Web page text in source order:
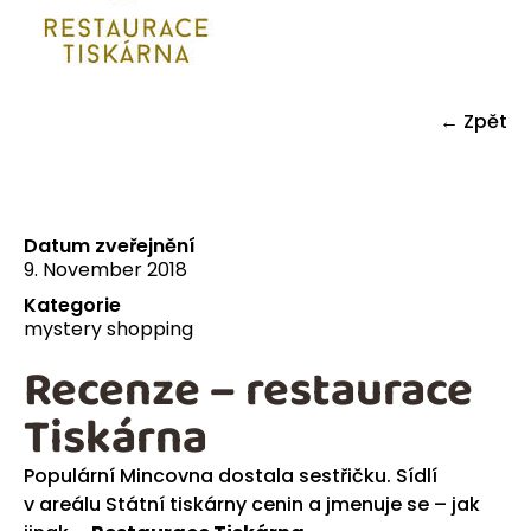
← Zpět
Datum zveřejnění
9. November 2018
Kategorie
mystery shopping
Populární Mincovna dostala sestřičku. Sídlí
v areálu Státní tiskárny cenin a jmenuje se – jak
Recenze – restaurace
Tiskárna